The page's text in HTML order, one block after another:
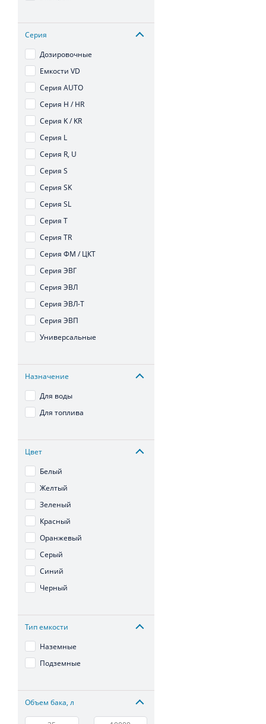
Серия
Дозировочные
Емкости VD
Серия AUTO
Серия H / HR
Серия K / KR
Серия L
Серия R, U
Серия S
Серия SK
Серия SL
Серия T
Серия TR
Серия ФМ / ЦКТ
Серия ЭВГ
Серия ЭВЛ
Серия ЭВЛ-Т
Серия ЭВП
Универсальные
Назначение
Для воды
Для топлива
Цвет
Белый
Желтый
Зеленый
Красный
Оранжевый
Серый
Синий
Черный
Тип емкости
Наземные
Подземные
Объем бака, л